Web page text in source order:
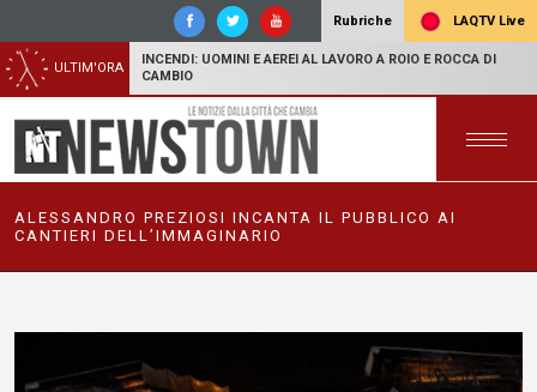
Rubriche LAQTV Live
ULTIM'ORA
INCENDI: UOMINI E AEREI AL LAVORO A ROIO E ROCCA DI
CAMBIO
ALESSANDRO PREZIOSI INCANTA IL PUBBLICO AI
CANTIERI DELL’IMMAGINARIO